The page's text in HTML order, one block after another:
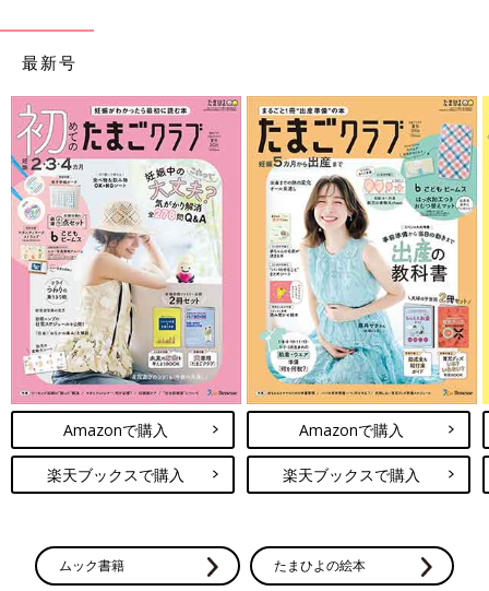
最新号
Amazonで購入
楽天ブックスで購入
Amazonで購入
楽天ブックスで購入
ムック書籍 たまひよの絵本